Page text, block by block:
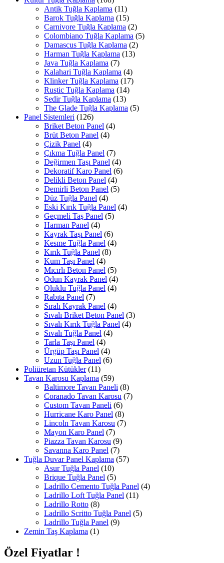
Antik Tuğla Kaplama (11)
Barok Tuğla Kaplama (15)
Carnivore Tuğla Kaplama (2)
Colombiano Tuğla Kaplama (5)
Damascus Tuğla Kaplama (2)
Harman Tuğla Kaplama (13)
Java Tuğla Kaplama (7)
Kalahari Tuğla Kaplama (4)
Klinker Tuğla Kaplama (17)
Rustic Tuğla Kaplama (14)
Sedir Tuğla Kaplama (13)
The Glade Tuğla Kaplama (5)
Panel Sistemleri (126)
Briket Beton Panel (4)
Brüt Beton Panel (4)
Çizik Panel (4)
Çıkma Tuğla Panel (7)
Değirmen Taşı Panel (4)
Dekoratif Karo Panel (6)
Delikli Beton Panel (4)
Demirli Beton Panel (5)
Düz Tuğla Panel (4)
Eski Kırık Tuğla Panel (4)
Geçmeli Taş Panel (5)
Harman Panel (4)
Kayrak Taşı Panel (6)
Kesme Tuğla Panel (4)
Kırık Tuğla Panel (8)
Kum Taşı Panel (4)
Mıcırlı Beton Panel (5)
Odun Kayrak Panel (4)
Oluklu Tuğla Panel (4)
Rabıta Panel (7)
Sıralı Kayrak Panel (4)
Sıvalı Briket Beton Panel (3)
Sıvalı Kırık Tuğla Panel (4)
Sıvalı Tuğla Panel (4)
Tarla Taşı Panel (4)
Ürgüp Taşı Panel (4)
Uzun Tuğla Panel (6)
Poliüretan Kütükler (11)
Tavan Karosu Kaplama (59)
Baltimore Tavan Paneli (8)
Coranado Tavan Karosu (7)
Custom Tavan Paneli (6)
Hurricane Karo Panel (8)
Lincoln Tavan Karosu (7)
Mayon Karo Panel (7)
Piazza Tavan Karosu (9)
Savanna Karo Panel (7)
Tuğla Duvar Panel Kaplama (57)
Asur Tuğla Panel (10)
Brique Tuğla Panel (5)
Ladrillo Cemento Tuğla Panel (4)
Ladrillo Loft Tuğla Panel (11)
Ladrillo Rotto (8)
Ladrillo Scritto Tuğla Panel (5)
Ladrillo Tuğla Panel (9)
Zemin Taş Kaplama (1)
Özel Fiyatlar !